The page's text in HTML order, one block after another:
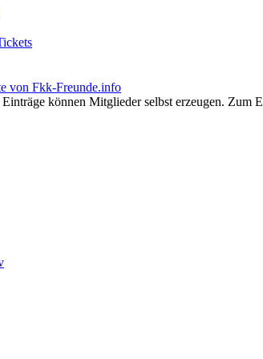
von Fkk-Freunde.info
können Mitglieder selbst erzeugen. Zum